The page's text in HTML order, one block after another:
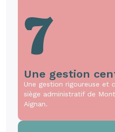
7
Une gestion
Une gestion rigoureuse et
siège administratif de
Aignan.